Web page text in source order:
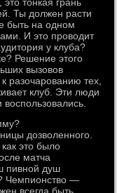
Ты должен расти
быть на одном
И это проводит
у клуба?
Решение этого
вызовов
разочарованию тех,
клуб. Эти люди
дозволенного.
это было
матча
пивной душ
Чемпионство —